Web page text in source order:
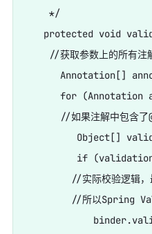
*/
protected void
//获取参数上的所有注
Annotation[]
for (Annotation
//如果注解中包含了
Object[]
if
//实际校验逻辑，最终
//所以Spring